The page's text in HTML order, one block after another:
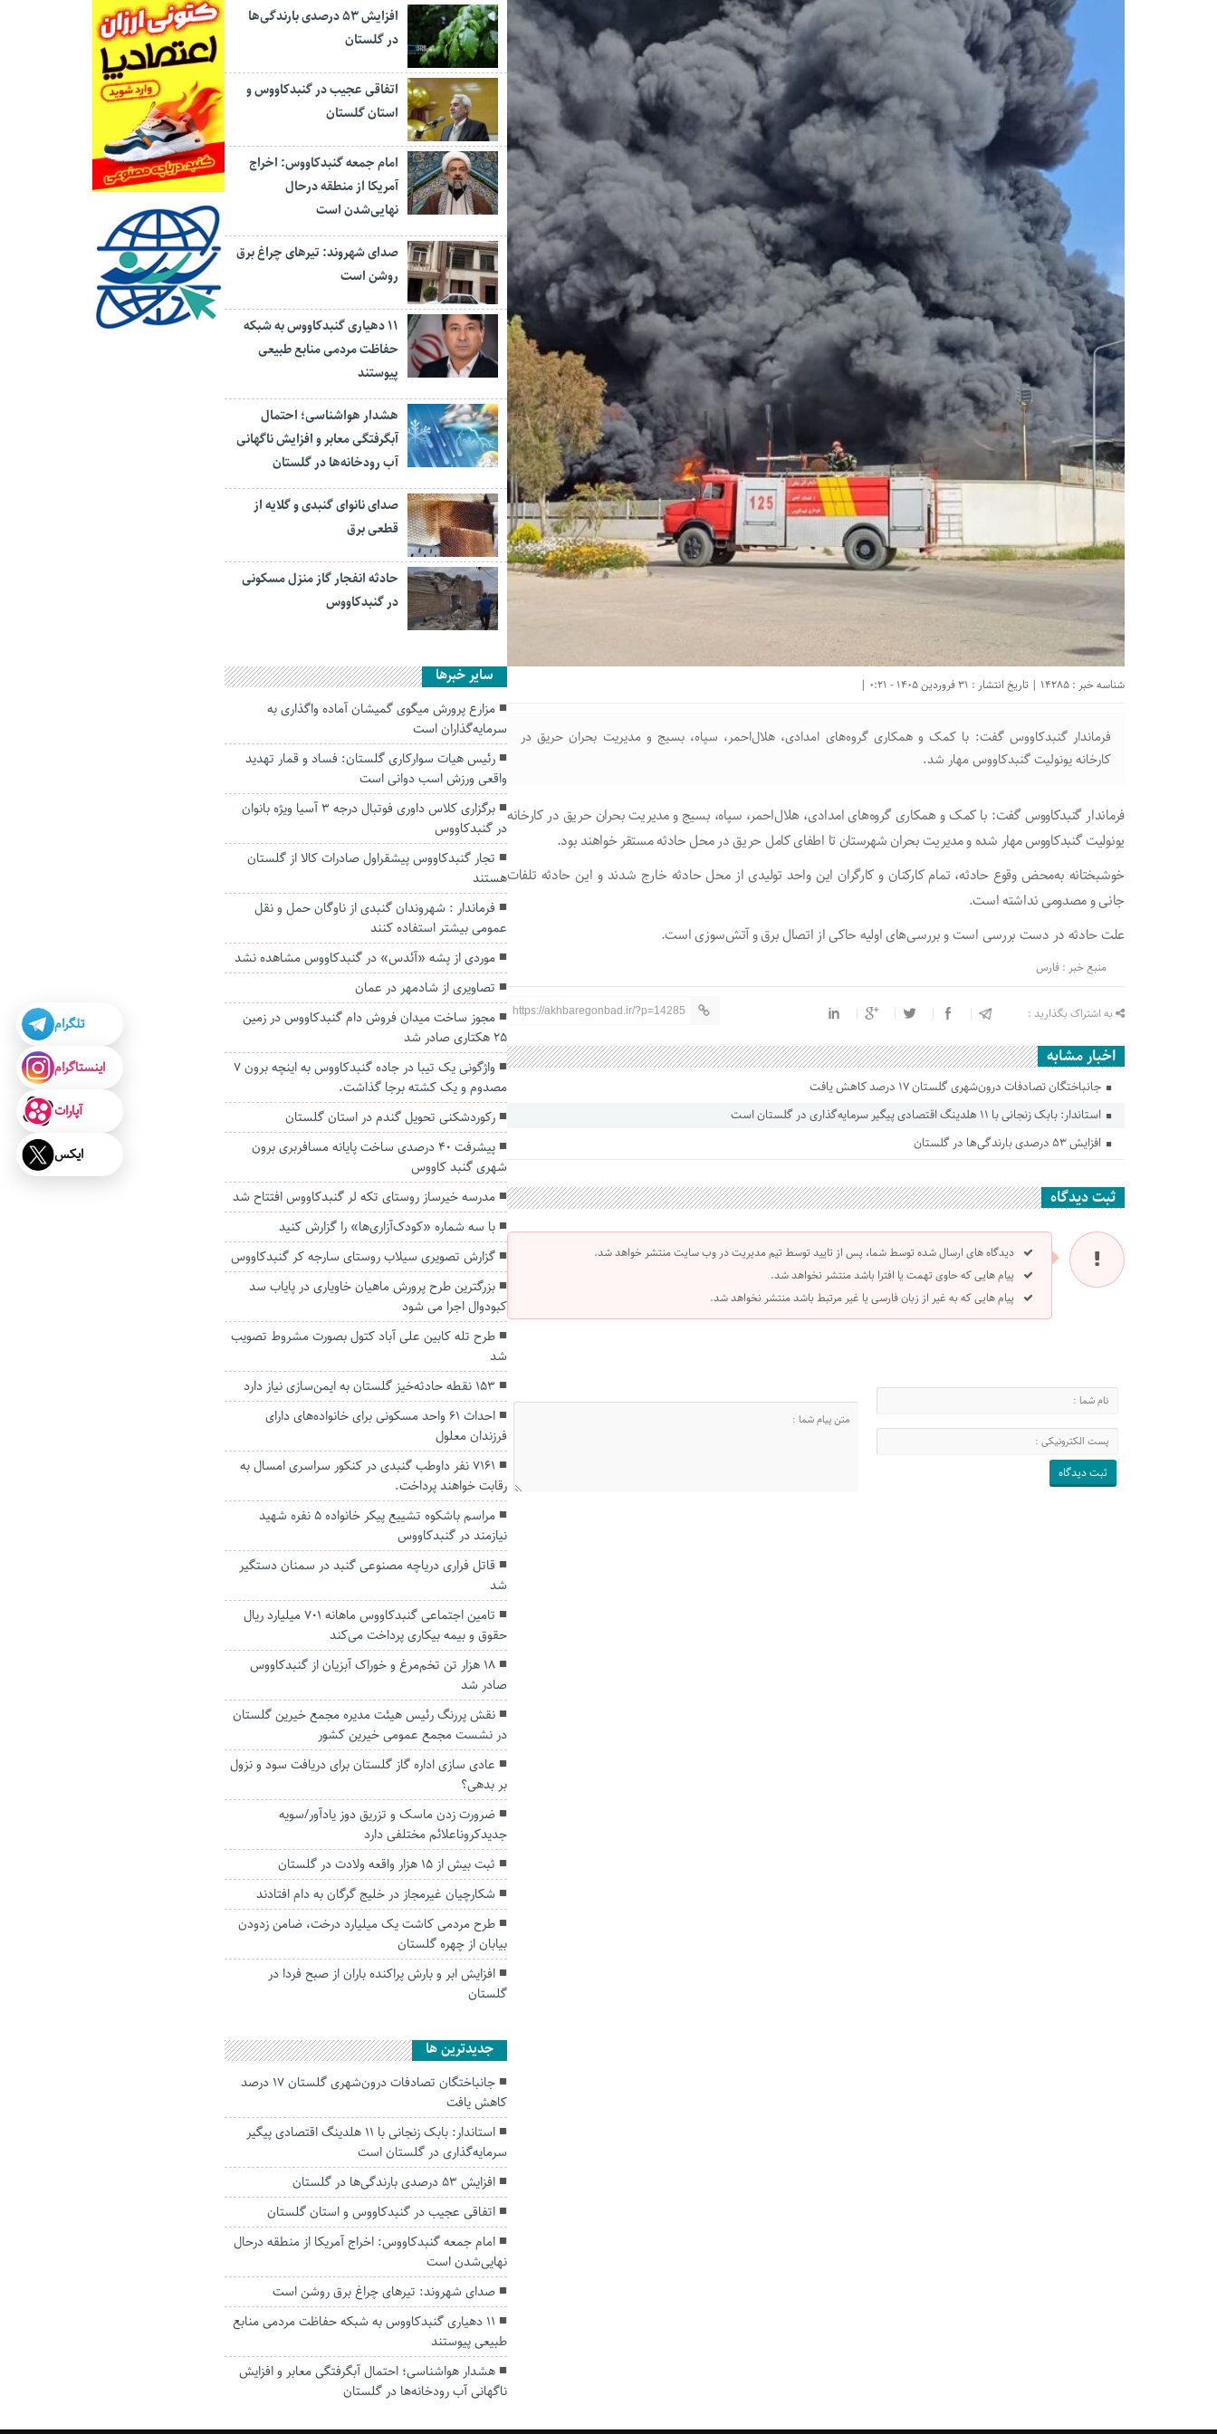
شناسه خبر : 14285 | تاریخ انتشار : 31 فروردین 1405 - 0:21 |
فرماندار گنبدکاووس گفت: با کمک و همکاری گروه‌های امدادی، هلال‌احمر، سپاه، بسیج و مدیریت بحران حریق در
کارخانه یونولیت گنبدکاووس مهار شد.
فرماندار گنبدکاووس گفت: با کمک و همکاری گروه‌های امدادی، هلال‌احمر، سپاه، بسیج و مدیریت بحران حریق در کارخانه
یونولیت گنبدکاووس مهار شده و مدیریت بحران شهرستان تا اطفای کامل حریق در محل حادثه مستقر خواهند بود.
خوشبختانه به‌محض وقوع حادثه، تمام کارکنان و کارگران این واحد تولیدی از محل حادثه خارج شدند و این حادثه تلفات
جانی و مصدومی نداشته است.
علت حادثه در دست بررسی است و بررسی‌های اولیه حاکی از اتصال برق و آتش‌سوزی است.
منبع خبر : فارس
به اشتراک بگذارید : https://akhbaregonbad.ir/?p=14285
اخبار مشابه
جانباختگان تصادفات درون‌شهری گلستان ۱۷ درصد کاهش یافت
استاندار: بابک زنجانی با ۱۱ هلدینگ اقتصادی پیگیر سرمایه‌گذاری در گلستان است
افزایش ۵۳ درصدی بارندگی‌ها در گلستان
ثبت دیدگاه
دیدگاه های ارسال شده توسط شما، پس از تایید توسط تیم مدیریت در وب سایت منتشر خواهد شد.
پیام هایی که حاوی تهمت یا افترا باشد منتشر نخواهد شد.
پیام هایی که به غیر از زبان فارسی یا غیر مرتبط باشد منتشر نخواهد شد.
افزایش ۵۳ درصدی بارندگی‌ها
در گلستان
اتفاقی عجیب در‌ گنبدکاووس و
استان گلستان
امام جمعه گنبدکاووس: اخراج
آمریکا از منطقه درحال
نهایی‌شدن است
صدای شهروند: تیرهای چراغ برق
روشن است
۱۱ دهیاری گنبدکاووس به شبکه
حفاظت مردمی منابع طبیعی
پیوستند
هشدار هواشناسی؛ احتمال
آبگرفتگی معابر و افزایش ناگهانی
آب رودخانه‌ها در گلستان
صدای نانوای گنبدی و گلایه از
قطعی برق
حادثه انفجار گاز منزل مسکونی
در گنبدکاووس
سایر خبرها
مزارع پرورش میگوی گمیشان آماده واگذاری به
سرمایه‌گذاران است
رئیس هیات سوارکاری گلستان: فساد و قمار تهدید
واقعی ورزش اسب دوانی است
برگزاری کلاس داوری فوتبال درجه ۳ آسیا ویژه بانوان
در گنبدکاووس
تجار گنبدکاووس پیشقراول صادرات کالا از گلستان
هستند
فرماندار : شهروندان گنبدی از ناوگان حمل و نقل
عمومی بیشتر استفاده کنند
موردی از پشه «آئدس» در گنبدکاووس مشاهده نشد
تصاویری از شادمهر در عمان
مجوز ساخت میدان فروش دام گنبدکاووس در زمین
۲۵ هکتاری صادر شد
واژگونی یک تیبا در جاده گنبدکاووس به اینچه برون ۷
مصدوم و یک کشته برجا گذاشت.
رکوردشکنی تحویل گندم در استان گلستان
پیشرفت ۴۰ درصدی ساخت پایانه مسافربری برون
شهری گنبد کاووس
مدرسه خیرساز روستای تکه لر گنبدکاووس افتتاح شد
با سه شماره «کودک‌آزاری‌ها» را گزارش کنید
گزارش تصویری سیلاب روستای سارجه کر گنبدکاووس
بزرگترین طرح پرورش ماهیان خاویاری در پایاب سد
کبودوال اجرا می شود
طرح تله کابین علی آباد کتول بصورت مشروط تصویب
شد
۱۵۳ نقطه حادثه‌خیز گلستان به ایمن‌سازی نیاز دارد
احداث ۶۱ واحد مسکونی برای خانواده‌های دارای
فرزندان معلول
۷۱۶۱ نفر داوطب گنبدی در کنکور سراسری امسال به
رقابت خواهند پرداخت.
مراسم باشکوه تشییع پیکر خانواده ۵ نفره شهید
نیازمند در گنبدکاووس
قاتل فراری دریاچه مصنوعی گنبد در سمنان دستگیر
شد
تامین اجتماعی گنبدکاووس ماهانه ۷۰۱ میلیارد ریال
حقوق و بیمه بیکاری پرداخت می‌کند
۱۸ هزار تن تخم‌مرغ و خوراک آبزیان از گنبدکاووس
صادر شد
نقش پررنگ رئیس هیئت مدیره مجمع خیرین گلستان
در نشست مجمع عمومی خیرین کشور
عادی سازی اداره گاز گلستان برای دریافت سود و نزول
بر بدهی؟
ضرورت زدن ماسک و تزریق دوز یادآور/سویه
جدیدکروناعلائم مختلفی دارد
ثبت بیش از ۱۵ هزار واقعه ولادت در گلستان
شکارچیان غیرمجاز در خلیج گرگان به دام افتادند
طرح مردمی کاشت یک میلیارد درخت، ضامن زدودن
بیابان از چهره گلستان
افزایش ابر و بارش پراکنده باران از صبح فردا در
گلستان
جديدترين ها
جانباختگان تصادفات درون‌شهری گلستان ۱۷ درصد
کاهش یافت
استاندار: بابک زنجانی با ۱۱ هلدینگ اقتصادی پیگیر
سرمایه‌گذاری در گلستان است
افزایش ۵۳ درصدی بارندگی‌ها در گلستان
اتفاقی عجیب در‌ گنبدکاووس و استان گلستان
امام جمعه گنبدکاووس: اخراج آمریکا از منطقه درحال
نهایی‌شدن است
صدای شهروند: تیرهای چراغ برق روشن است
۱۱ دهیاری گنبدکاووس به شبکه حفاظت مردمی منابع
طبیعی پیوستند
هشدار هواشناسی؛ احتمال آبگرفتگی معابر و افزایش
ناگهانی آب رودخانه‌ها در گلستان
تلگرام
اینستاگرام
آپارات
ایکس